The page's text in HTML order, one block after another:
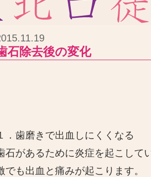
石除去後の変化
．歯磨きで出血しにくくなる
石があるために炎症を起こして
でも出血と痛みが起こります。